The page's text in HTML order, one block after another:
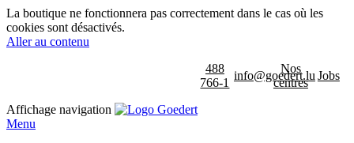
La boutique ne fonctionnera pas correctement dans le cas où les
cookies sont désactivés.
Aller au contenu
488
766-1
info@goedert.lu
Nos
centres
Jobs
Affichage navigation
Menu